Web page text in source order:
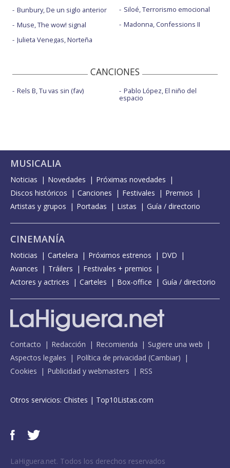
Bunbury, De un siglo anterior
Muse, The wow! signal
Julieta Venegas, Norteña
Siloé, Terrorismo emocional
Madonna, Confessions II
CANCIONES
Rels B, Tu vas sin (fav) Pablo López, El niño del
espacio
MUSICALIA
Noticias Novedades
Próximas novedades
Discos históricos
Canciones Festivales
Premios
Artistas y grupos
Portadas Listas Guía / directorio
CINEMANÍA
Noticias Cartelera Próximos estrenos
DVD
Avances
Tráilers
Festivales + premios
Actores y actrices
Carteles Box-office Guía / directorio
Contacto Redacción Recomienda
Sugiere una web
Aspectos legales
Política de privacidad (Cambiar)
Cookies
Publicidad y webmasters RSS
Otros servicios: Chistes | Top10Listas.com
LaHiguera.net. Todos los derechos reservados